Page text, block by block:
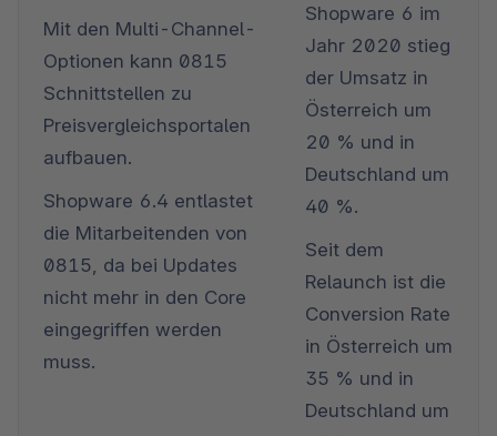
Mit den Multi-Channel-
Optionen kann 0815
Schnittstellen zu
Preisvergleichsportalen
aufbauen.
Shopware 6.4 entlastet
die Mitarbeitenden von
0815, da bei Updates
nicht mehr in den Core
eingegriffen werden
muss.
Shopware 6 im
Jahr 2020 stieg
der Umsatz in
Österreich um
20 % und in
Deutschland um
40 %.
Seit dem
Relaunch ist die
Conversion Rate
in Österreich um
35 % und in
Deutschland um